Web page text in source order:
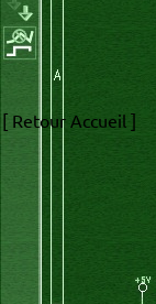
31 juil
[ Retour Accueil ]